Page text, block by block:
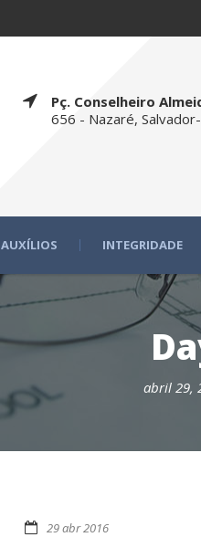
Pç. Conselheiro
656 - Nazaré,
AUXÍLIOS INTEGRIDADE
abril 29,
29 abr 2016